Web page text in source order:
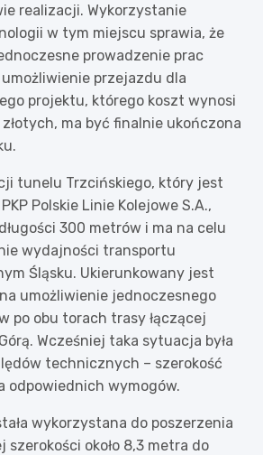
realizacji. Wykorzystanie
w tym miejscu sprawia, że
prowadzenie prac
przejazdu dla
projektu, którego koszt wynosi
złotych, ma być finalnie ukończona
tunelu Trzcińskiego, który jest
Polskie Linie Kolejowe S.A.,
300 metrów i ma na celu
wydajności transportu
Śląsku. Ukierunkowany jest
umożliwienie jednoczesnego
po obu torach trasy łączącej
Wcześniej taka sytuacja była
technicznych – szerokość
odpowiednich wymogów.
wykorzystana do poszerzenia
około 8,3 metra do